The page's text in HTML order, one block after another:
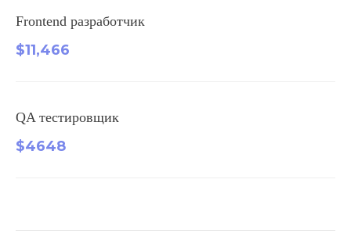
Frontend разработчик
$11,466
QA тестировщик
$4648